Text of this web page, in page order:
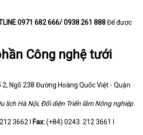
:0971 682 666/ 0938 261 888Để được
Công nghệ tưới
2, Ngõ 238 Đường Hoàng Quốc Việt - Quận
lịch Hà Nội, Đối diện Triển lãm Nông nghiệp
3662 I Fax:(+84) 0243. 212 3661 I